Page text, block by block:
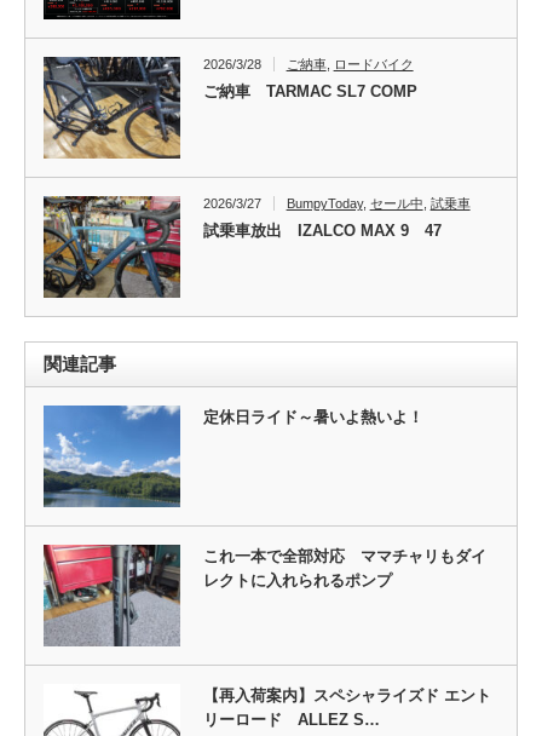
2026/3/28 ご納車, ロードバイク
ご納車 TARMAC SL7 COMP
2026/3/27 BumpyToday, セール中 試乗車
試乗車放出 IZALCO MAX 9 47
関連記事
定休日ライド～暑いよ熱いよ！
これ一本で全部対応 ママチャリもダイ
レクトに入れられるポンプ
【再入荷案内】スペシャライズド エント
リーロード ALLEZ S…